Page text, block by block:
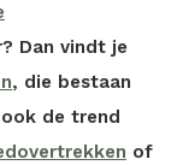
Dan vindt je
, die bestaan
de trend
of